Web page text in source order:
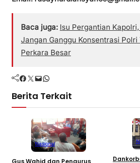
Baca juga: Isu Pergantian
Jangan Ganggu Konsentrasi Polri
Perkara Besar
Facebook Twitter Mail WhatsApp
Berita Terkait
Nasional
Gus Wahid dan Pengurus